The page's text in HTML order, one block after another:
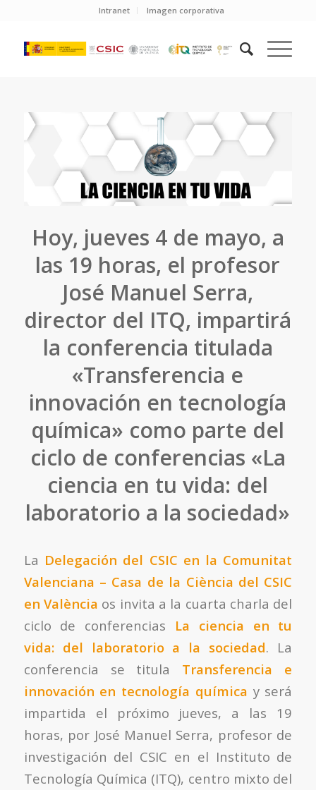
Intranet Imagen corporativa
Hoy, jueves 4 de mayo, a
las 19 horas, el profesor
José Manuel Serra,
director del ITQ, impartirá
la conferencia titulada
«Transferencia e
innovación en tecnología
química» como parte del
ciclo de conferencias «La
ciencia en tu vida: del
laboratorio a la sociedad»
La Delegación del CSIC en la Comunitat
Valenciana – Casa de la Ciència del CSIC
en València os invita a la cuarta charla del
ciclo de conferencias La ciencia en tu
vida: del laboratorio a la sociedad. La
conferencia se titula Transferencia e
innovación en tecnología química y será
impartida el próximo jueves, a las 19
horas, por José Manuel Serra, profesor de
investigación del CSIC en el Instituto de
Tecnología Química (ITQ), centro mixto del